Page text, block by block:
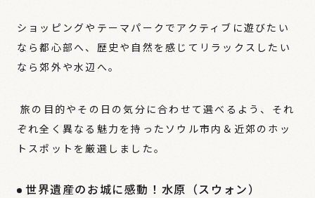
ショッピングやテーマパークでアクティブに遊びたい
なら都心部へ、歴史や自然を感じてリラックスしたい
なら郊外や水辺へ。
旅の目的やその日の気分に合わせて選べるよう、それ
ぞれ全く異なる魅力を持ったソウル市内＆近郊のホッ
トスポットを厳選しました。
世界遺産のお城に感動！水原（スウォン）